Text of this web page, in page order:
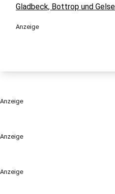
Anzeige
Anzeige
Gladbeck, Bottrop und
Anzeige
Anzeige